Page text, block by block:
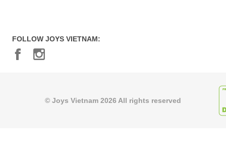
FOLLOW JOYS VIETNAM:
© Joys Vietnam 2026 All rights reserved